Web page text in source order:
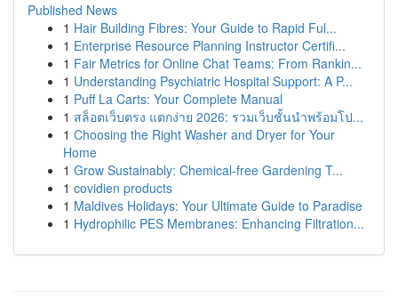
Published News
1 Hair Building Fibres: Your Guide to Rapid Ful...
1 Enterprise Resource Planning Instructor Certifi...
1 Fair Metrics for Online Chat Teams: From Rankin...
1 Understanding Psychiatric Hospital Support: A P...
1 Puff La Carts: Your Complete Manual
1 สล็อตเว็บตรง แตกง่าย 2026: รวมเว็บชั้นนำพร้อมโป...
1 Choosing the Right Washer and Dryer for Your
Home
1 Grow Sustainably: Chemical-free Gardening T...
1 covidien products
1 Maldives Holidays: Your Ultimate Guide to Paradise
1 Hydrophilic PES Membranes: Enhancing Filtration...